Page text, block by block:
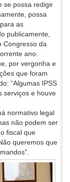
se possa redigir
possa
as
publicamente,
Congresso da
ano.
por vergonha e
que foram
“Algumas IPSS
serviços e houve
normativo legal
não podem ser
fiscal que
queremos que